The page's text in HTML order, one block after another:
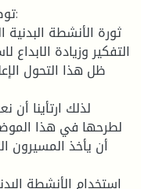
ثورة الأنشطة البدنية
التفكير وزيادة
ظل هذا التحول
لذلك ارتأينا
لطرحها في هذا
أن يأخذ المسيرون